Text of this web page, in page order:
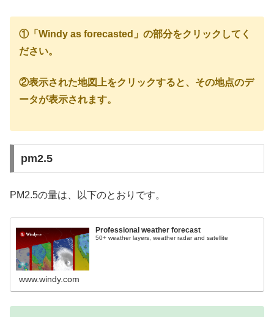
①「Windy as forecasted」の部分をクリックしてく
ださい。
②表示された地図上をクリックすると、その地点のデ
ータが表示されます。
pm2.5
PM2.5の量は、以下のとおりです。
Professional weather forecast
50+ weather layers, weather radar and satellite
www.windy.com